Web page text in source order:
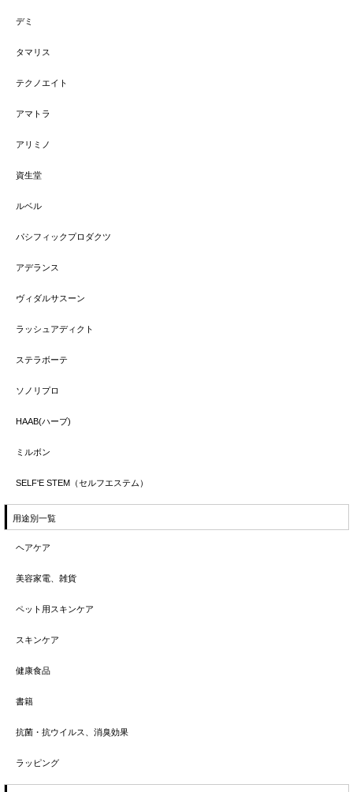
デミ
タマリス
テクノエイト
アマトラ
アリミノ
資生堂
ルベル
パシフィックプロダクツ
アデランス
ヴィダルサスーン
ラッシュアディクト
ステラボーテ
ソノリプロ
HAAB(ハーブ)
ミルボン
SELF'E STEM（セルフエステム）
用途別一覧
ヘアケア
美容家電、雑貨
ペット用スキンケア
スキンケア
健康食品
書籍
抗菌・抗ウイルス、消臭効果
ラッピング